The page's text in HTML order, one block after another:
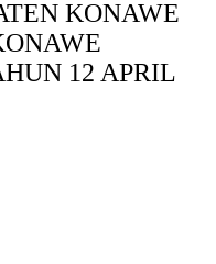
KONAWE
12 APRIL